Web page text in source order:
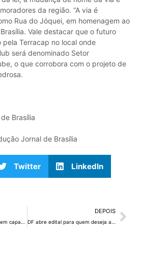
da região. “A via é
Rua do Jóquei, em homenagem ao
Vale destacar que o futuro
Terracap no local onde
será denominado Setor
o que corrobora com o projeto de
Brasília
Jornal de Brasília
Twitter LinkedIn
DEPOIS